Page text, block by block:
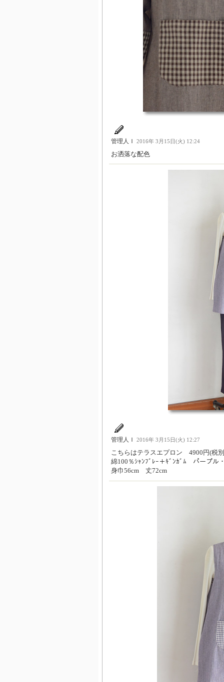
管理人Ｉ 2016年 3月15日(火) 12:24
お洒落な配色
管理人Ｉ 2016年 3月15日(火) 12:27
こちらはテラスエプロン 4900円(税
綿100％ｼｬﾝﾌﾞﾚｰ＋ｷﾞﾝｶﾞﾑ パープル
身巾56cm 丈72cm